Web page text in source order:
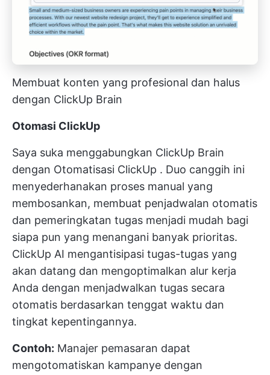
Membuat konten yang profesional dan halus
dengan ClickUp Brain
Otomasi ClickUp
Saya suka menggabungkan ClickUp Brain
dengan Otomatisasi ClickUp . Duo canggih ini
menyederhanakan proses manual yang
membosankan, membuat penjadwalan otomatis
dan pemeringkatan tugas menjadi mudah bagi
siapa pun yang menangani banyak prioritas.
ClickUp AI mengantisipasi tugas-tugas yang
akan datang dan mengoptimalkan alur kerja
Anda dengan menjadwalkan tugas secara
otomatis berdasarkan tenggat waktu dan
tingkat kepentingannya.
Contoh: Manajer pemasaran dapat
mengotomatiskan kampanye dengan